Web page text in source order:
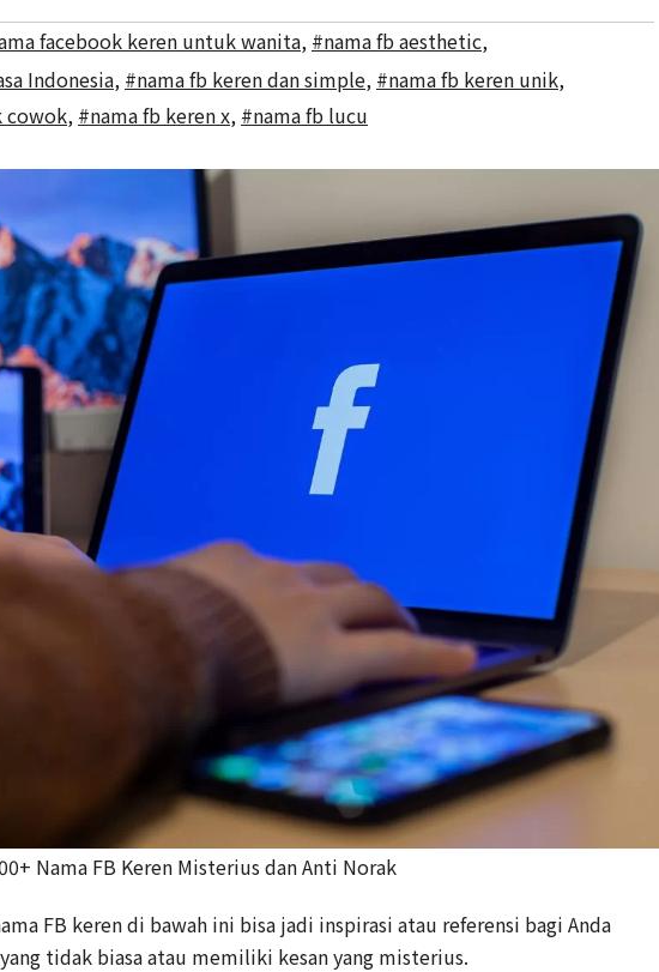
facebook keren untuk wanita, #nama fb aesthetic,
Indonesia, #nama fb keren dan simple, #nama fb keren unik,
cowok, #nama fb keren x, #nama fb lucu
Nama FB Keren Misterius dan Anti Norak
FB keren di bawah ini bisa jadi inspirasi atau referensi bagi Anda
tidak biasa atau memiliki kesan yang misterius.